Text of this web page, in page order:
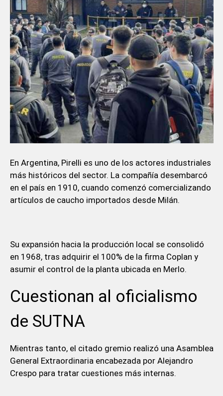
En Argentina, Pirelli es uno de los actores industriales
más históricos del sector. La compañía desembarcó
en el país en 1910, cuando comenzó comercializando
artículos de caucho importados desde Milán.
Su expansión hacia la producción local se consolidó
en 1968, tras adquirir el 100% de la firma Coplan y
asumir el control de la planta ubicada en Merlo.
Cuestionan al oficialismo
de SUTNA
Mientras tanto, el citado gremio realizó una Asamblea
General Extraordinaria encabezada por Alejandro
Crespo para tratar cuestiones más internas.